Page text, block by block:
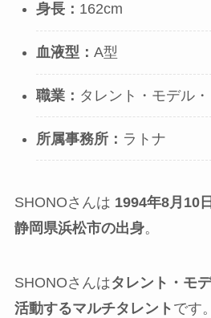
身長： 162cm
血液型： A型
職業： タレント・モデル
所属事務所： ラトナ
SHONOさんは 1994年8月10
静岡県浜松市の出身。
SHONOさんはタレント・モ
活動するマルチタレント です。